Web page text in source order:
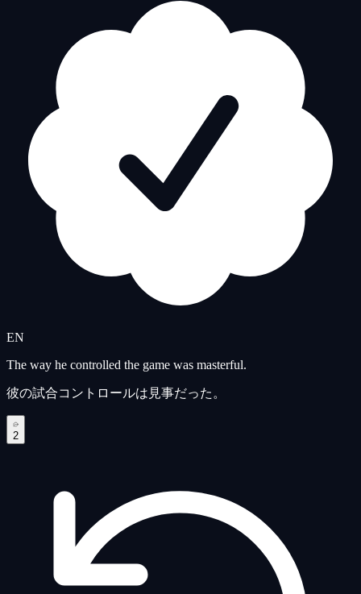
EN
The way he controlled the game was masterful.
彼の試合コントロールは見事だった。
2